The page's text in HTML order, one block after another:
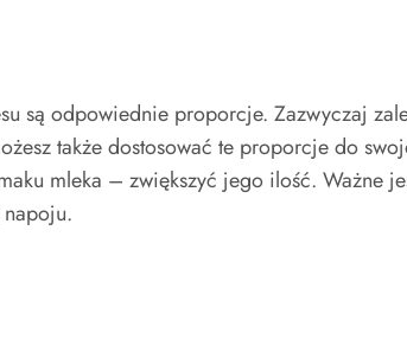
są odpowiednie proporcje. Zazwyczaj
także dostosować te proporcje do
mleka – zwiększyć jego ilość. Ważne